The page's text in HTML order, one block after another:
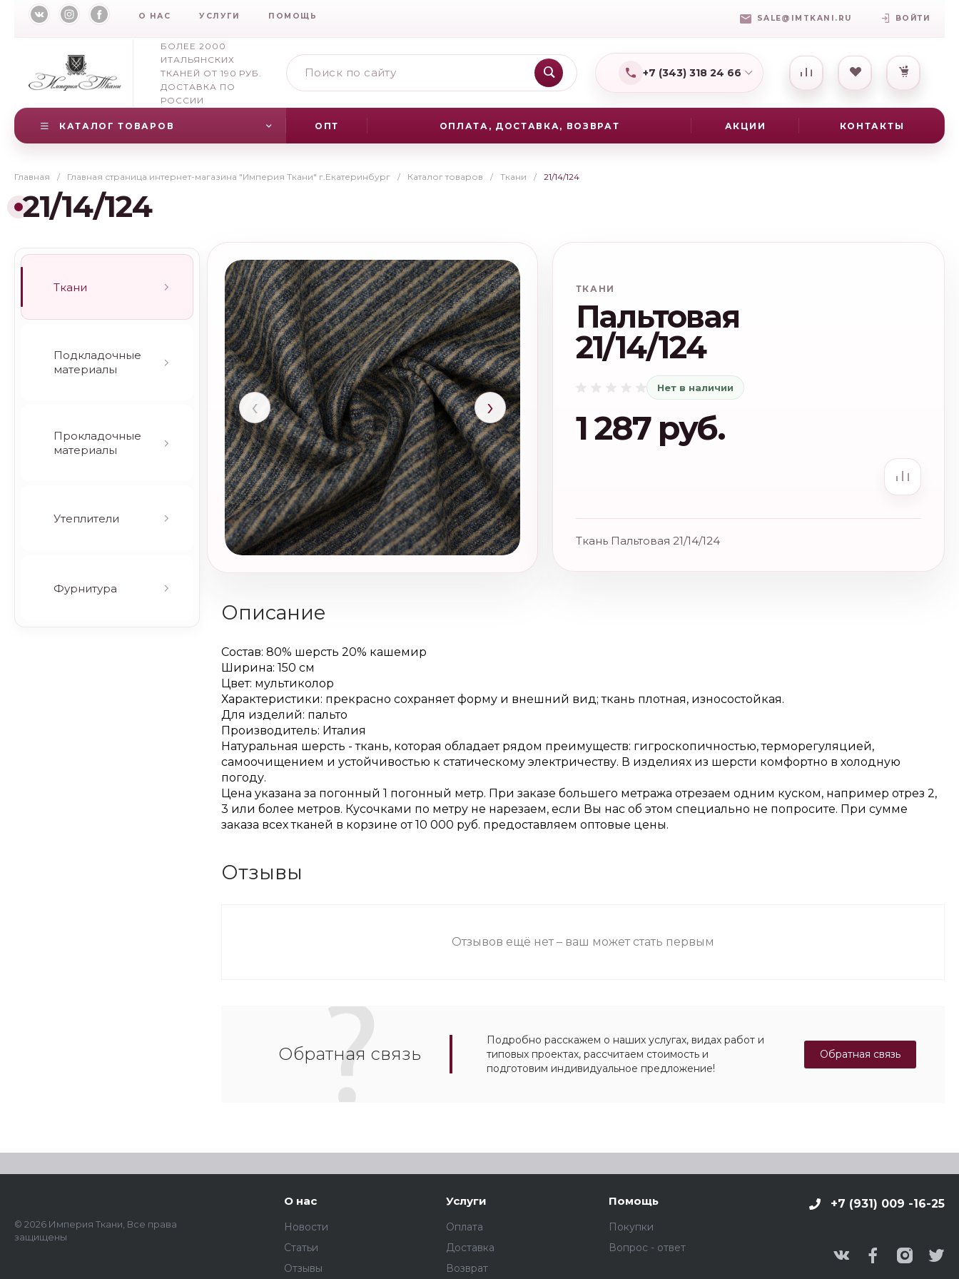
О НАС УСЛУГИ ПОМОЩЬ SALE@IMTKANI.RU ВОЙТИ
БОЛЕЕ 2000
ИТАЛЬЯНСКИХ
ТКАНЕЙ ОТ 190 РУБ.
ДОСТАВКА ПО
РОССИИ
+7 (343) 318 24 66
7(931) 009-16-25
КАТАЛОГ ТОВАРОВ ОПТ ОПЛАТА, ДОСТАВКА, ВОЗВРАТ АКЦИИ КОНТАКТЫ
Главная / Главная страница интернет-магазина "Империя Ткани" г.Екатеринбург / Каталог товаров / Ткани / 21/14/124
21/14/124
Ткани
Подкладочные
материалы
Прокладочные
материалы
Утеплители
Фурнитура
‹ ›
ТКАНИ
Пальтовая
21/14/124
Нет в наличии
1 287 руб.
Ткань Пальтовая 21/14/124
Описание
Состав: 80% шерсть 20% кашемир
Ширина: 150 см
Цвет: мультиколор
Характеристики: прекрасно сохраняет форму и внешний вид; ткань плотная, износостойкая.
Для изделий: пальто
Производитель: Италия
Натуральная шерсть - ткань, которая обладает рядом преимуществ: гигроскопичностью, терморегуляцией,
самоочищением и устойчивостью к статическому электричеству. В изделиях из шерсти комфортно в холодную
погоду.
Цена указана за погонный 1 погонный метр. При заказе большего метража отрезаем одним куском, например отрез 2,
3 или более метров. Кусочками по метру не нарезаем, если Вы нас об этом специально не попросите. При сумме
заказа всех тканей в корзине от 10 000 руб. предоставляем оптовые цены.
Отзывы
Отзывов ещё нет – ваш может стать первым
Обратная связь
Подробно расскажем о наших услугах, видах работ и
типовых проектах, рассчитаем стоимость и
подготовим индивидуальное предложение!
Обратная связь
© 2026 Империя Ткани, Все права
защищены
О нас
Новости
Статьи
Отзывы
Услуги
Оплата
Доставка
Возврат
Помощь
Покупки
Вопрос - ответ
+7 (931) 009 -16-25